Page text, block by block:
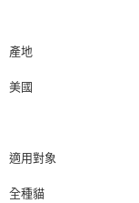
產地
美國
適用對象
全種貓